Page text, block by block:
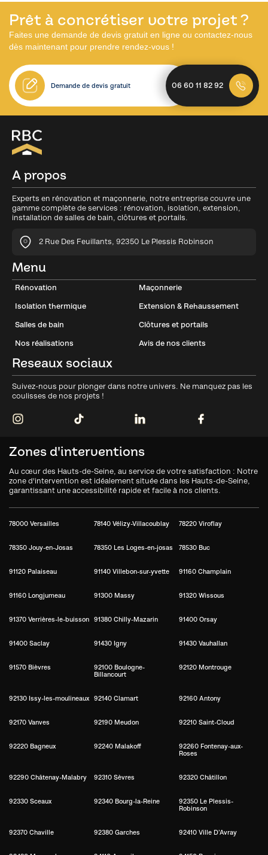
Prêt à concrétiser votre projet ?
Faites une demande de devis gratuit en ligne ou contactez-nous
dès maintenant pour prendre rendez-vous !
Demande de devis gratuit 06 60 11 82 92
A propos
Experts en rénovation et maçonnerie, notre entreprise couvre une
gamme complète de services : rénovation, isolation, extension,
installation de salles de bain, clôtures et portails.
2 Rue Des Feuillants, 92350 Le Plessis Robinson
Menu
Rénovation Maçonnerie
Isolation thermique Extension & Rehaussement
Salles de bain Clôtures et portails
Nos réalisations Avis de nos clients
Reseaux sociaux
Suivez-nous pour plonger dans notre univers. Ne manquez pas les
coulisses de nos projets !
Zones d'interventions
Au cœur des Hauts-de-Seine, au service de votre satisfaction : Notre
zone d'intervention est idéalement située dans les Hauts-de-Seine,
garantissant une accessibilité rapide et facile à nos clients.
78000 Versailles 78140 Vélizy-Villacoublay 78220 Viroflay
78350 Jouy-en-Josas 78350 Les Loges-en-josas 78530 Buc
91120 Palaiseau 91140 Villebon-sur-yvette 91160 Champlain
91160 Longjumeau 91300 Massy 91320 Wissous
91370 Verrières-le-buisson 91380 Chilly-Mazarin 91400 Orsay
91400 Saclay 91430 Igny 91430 Vauhallan
91570 Bièvres
92100 Boulogne-
Billancourt
92120 Montrouge
92130 Issy-les-moulineaux 92140 Clamart 92160 Antony
92170 Vanves 92190 Meudon 92210 Saint-Cloud
92220 Bagneux 92240 Malakoff
92260 Fontenay-aux-
Roses
92290 Châtenay-Malabry 92310 Sèvres 92320 Châtillon
92330 Sceaux 92340 Bourg-la-Reine
92350 Le Plessis-
Robinson
92370 Chaville 92380 Garches 92410 Ville D’Avray